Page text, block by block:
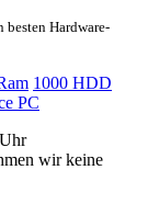
Hardware-
1000 HDD
PC
wir keine